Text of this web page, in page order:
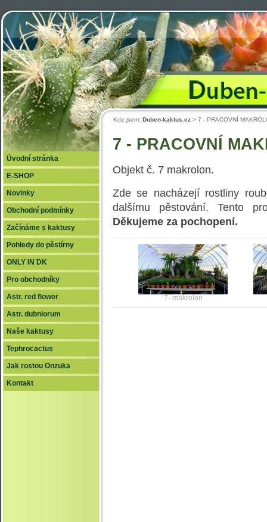
7 - PRACOVNÍ
Objekt č. 7 makrolon.
Zde se nacházejí rostliny
dalšímu pěstování. Tento
Děkujeme za pochopení.
7- makrolon
Kde jsem: Duben-kaktus.cz > 7 - PRACOVNÍ
Úvodní stránka
E-SHOP
Novinky
Obchodní podmínky
Začínáme s kaktusy
Pohledy do pěstírny
ONLY IN DK
Pro obchodníky
Astr. red flower
Astr. dubniorum
Naše kaktusy
Tephrocactus
Jak rostou Onzuka
Kontakt